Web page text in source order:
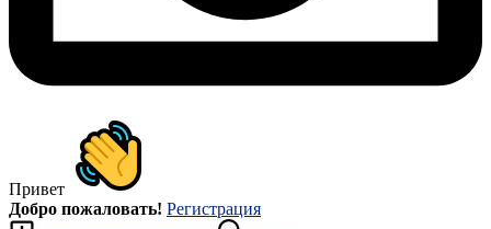
Привет
Добро пожаловать! Регистрация